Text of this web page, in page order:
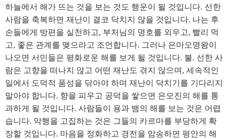
하늘에서 해가 뜨는 것을 보는 것도 행운이 될 것입니다. 선한
사람을 축복하면 재난이 결코 닥치지 않을 것입니다. 나는 후
손들에게 방편을 실천하고, 부처님의 명호를 외우고, 빨리 먹
고, 좋은 관계를 맺으라고 조언합니다. 그러나 은마오명왕이
나오면 서민들은 평화로운 해를 보게 될 것입니다. 불. 선한 사
람은 고향을 떠나지 않고 어떤 재난도 겪지 않으며, 세속적인
일에서 도덕적 품성을 닦아야 하며 재난이 닥치기를 기다리지
말아야 합니다. 향을 피우고 공덕을 쌓으면 은모진의 해를 통
과하게 될 것입니다. 사람들이 용과 뱀의 해를 보는 것은 어렵
습니다. 악행을 고집하는 것은 그들의 카르마를 부당하게 확
장할 것입니다. 마음을 정화하고 경전을 암송하면 평안의 해